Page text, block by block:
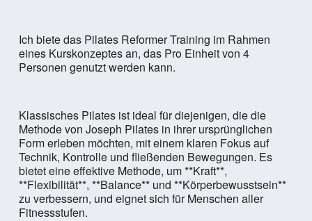
Ich biete das Pilates Reformer Training im Rahmen
eines Kurskonzeptes an, das Pro Einheit von 4
Personen genutzt werden kann.
Klassisches Pilates ist ideal für diejenigen, die die
Methode von Joseph Pilates in ihrer ursprünglichen
Form erleben möchten, mit einem klaren Fokus auf
Technik, Kontrolle und fließenden Bewegungen. Es
bietet eine effektive Methode, um **Kraft**,
**Flexibilität**, **Balance** und **Körperbewusstsein**
zu verbessern, und eignet sich für Menschen aller
Fitnessstufen.